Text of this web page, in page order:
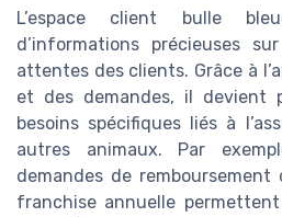
L’espace client bulle
d’informations précieuses
attentes des clients. Grâce à
et des demandes, il devient
besoins spécifiques liés à
autres animaux. Par
demandes de
franchise annuelle